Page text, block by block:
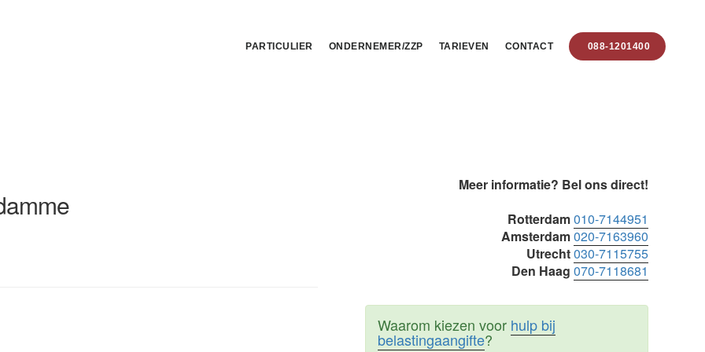
PARTICULIER ONDERNEMER/ZZP TARIEVEN CONTACT 088-1201400
Meer informatie? Bel ons direct!
Rotterdam010-7144951
Amsterdam020-7163960
Utrecht030-7115755
Den Haag 070-7118681
Waarom kiezen voor hulp bij
belastingaangifte?